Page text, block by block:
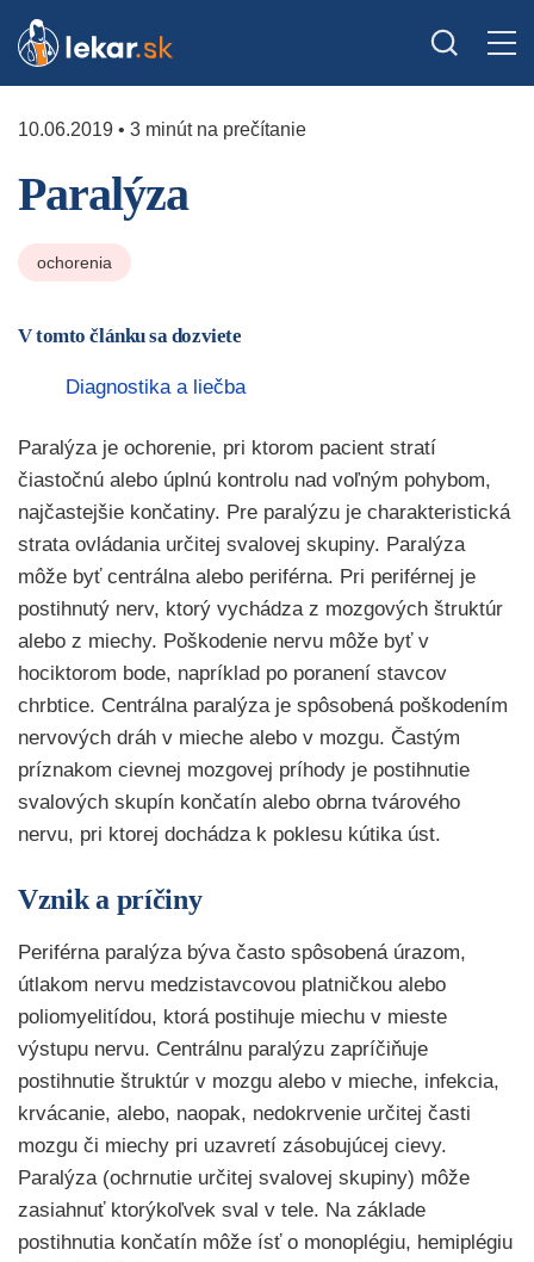
10.06.2019 • 3 minút na prečítanie
Paralýza
ochorenia
V tomto článku sa dozviete
Diagnostika a liečba
Paralýza je ochorenie, pri ktorom pacient stratí
čiastočnú alebo úplnú kontrolu nad voľným pohybom,
najčastejšie končatiny. Pre paralýzu je charakteristická
strata ovládania určitej svalovej skupiny. Paralýza
môže byť centrálna alebo periférna. Pri periférnej je
postihnutý nerv, ktorý vychádza z mozgových štruktúr
alebo z miechy. Poškodenie nervu môže byť v
hociktorom bode, napríklad po poranení stavcov
chrbtice. Centrálna paralýza je spôsobená poškodením
nervových dráh v mieche alebo v mozgu. Častým
príznakom cievnej mozgovej príhody je postihnutie
svalových skupín končatín alebo obrna tvárového
nervu, pri ktorej dochádza k poklesu kútika úst.
Vznik a príčiny
Periférna paralýza býva často spôsobená úrazom,
útlakom nervu medzistavcovou platničkou alebo
poliomyelitídou, ktorá postihuje miechu v mieste
výstupu nervu. Centrálnu paralýzu zapríčiňuje
postihnutie štruktúr v mozgu alebo v mieche, infekcia,
krvácanie, alebo, naopak, nedokrvenie určitej časti
mozgu či miechy pri uzavretí zásobujúcej cievy.
Paralýza (ochrnutie určitej svalovej skupiny) môže
zasiahnuť ktorýkoľvek sval v tele. Na základe
postihnutia končatín môže ísť o monoplégiu, hemiplégiu